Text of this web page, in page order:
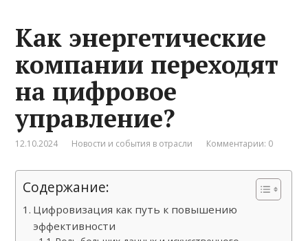
Как энергетические
компании переходят
на цифровое
управление?
12.10.2024 Новости и события в отрасли Комментарии: 0
Содержание:
Цифровизация как путь к повышению
эффективности